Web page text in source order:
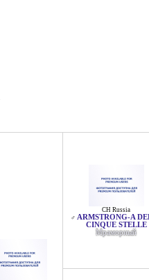
CH Russia
♂ ARMSTRONG-A
CINQUE STELLE
Мраморный